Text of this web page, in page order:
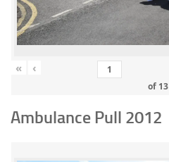
« ‹
of 13
Ambulance Pull 2012